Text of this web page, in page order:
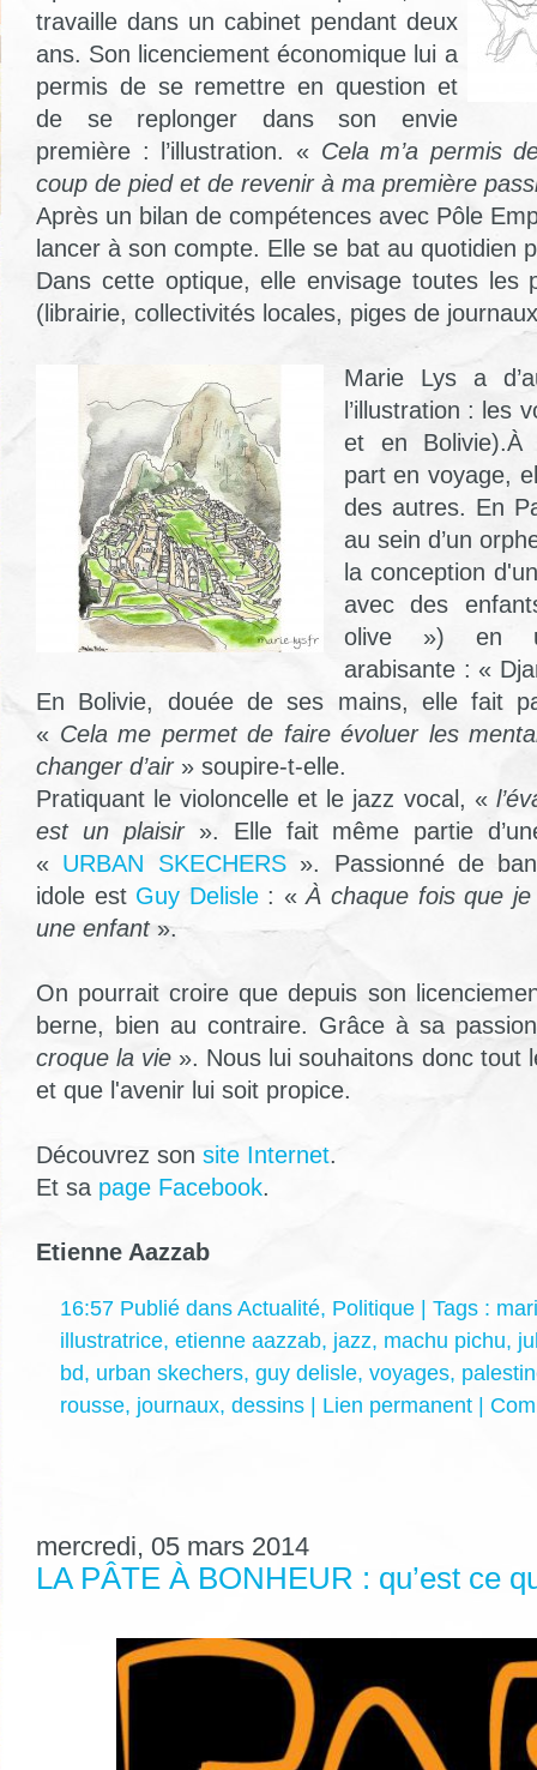
travaille dans un cabinet pendant deux
ans. Son licenciement économique lui a
permis de se remettre en question et
de se replonger dans son envie
première : l’illustration. « Cela m’a permis
coup de pied et de revenir à ma première
Après un bilan de compétences avec Pôle
lancer à son compte. Elle se bat au quotidien
Dans cette optique, elle envisage toutes les
(librairie, collectivités locales, piges de
Marie Lys a
l’illustration : les
et en Bolivie).À
part en voyage,
des autres. En
au sein d’un
la conception
avec des
olive ») en
arabisante : «
En Bolivie, douée de ses mains, elle fait
« Cela me permet de faire évoluer les
changer d’air» soupire-t-elle.
Pratiquant le violoncelle et le jazz vocal, «
est un plaisir ». Elle fait même partie
« URBAN SKECHERS». Passionné de
idole est Guy Delisle: «À chaque fois que
une enfant ».
On pourrait croire que depuis son
berne, bien au contraire. Grâce à sa
croque la vie ». Nous lui souhaitons donc tout
et que l'avenir lui soit propice.
Découvrez son site Internet.
Et sa page Facebook.
Etienne Aazzab
16:57 Publié dans Actualité, Politique | Tags :
illustratrice, etienne aazzab, jazz, machu pichu,
bd, urban skechers, guy delisle, voyages,
rousse, journaux, dessins | Lien permanent |
mercredi, 05 mars 2014
LA PÂTE À BONHEUR : qu’est ce